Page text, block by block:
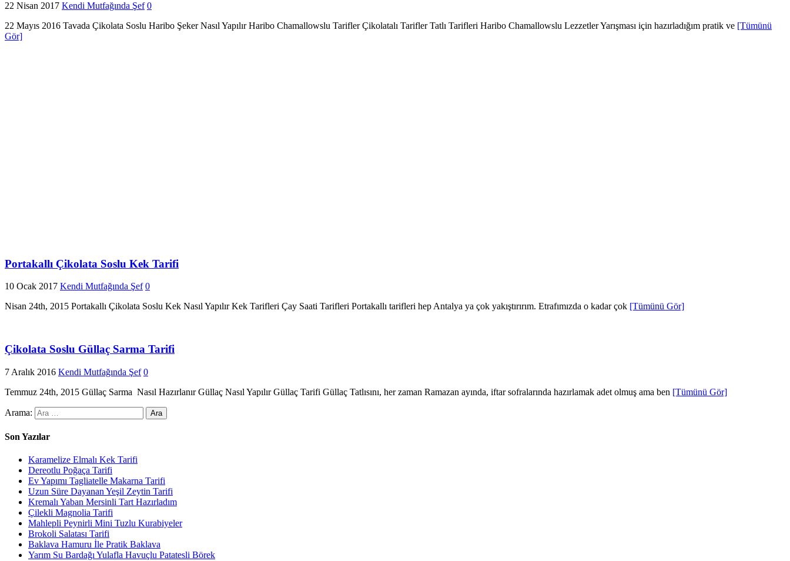
22 Nisan 2017 Kendi Mutfağında Şef 0
22 Mayıs 2016 Tavada Çikolata Soslu Haribo Şeker Nasıl Yapılır Haribo Chamallowslu Tarifler Çikolatalı Tarifler Tatlı Tarifleri Haribo Chamallowslu Lezzetler Yarışması için hazırladığım pratik ve [Tümünü
Gör]
Portakallı Çikolata Soslu Kek Tarifi
10 Ocak 2017 Kendi Mutfağında Şef 0
Nisan 24th, 2015 Portakallı Çikolata Soslu Kek Nasıl Yapılır Kek Tarifleri Çay Saati Tarifleri Portakallı tarifleri hep Antalya ya çok yakıştırırım. Etrafımızda o kadar çok [Tümünü Gör]
Çikolata Soslu Güllaç Sarma Tarifi
7 Aralık 2016 Kendi Mutfağında Şef 0
Temmuz 24th, 2015 Güllaç Sarma Nasıl Hazırlanır Güllaç Nasıl Yapılır Güllaç Tarifi Güllaç Tatlısını, her zaman Ramazan ayında, iftar sofralarında hazırlamak adet olmuş ama ben [Tümünü Gör]
Arama:
Son Yazılar
Karamelize Elmalı Kek Tarifi
Dereotlu Poğaça Tarifi
Ev Yapımı Tagliatelle Makarna Tarifi
Uzun Süre Dayanan Yeşil Zeytin Tarifi
Kremalı Yaban Mersinli Tart Hazırladım
Çilekli Magnolia Tarifi
Mahlepli Peynirli Mini Tuzlu Kurabiyeler
Brokoli Salatası Tarifi
Baklava Hamuru İle Pratik Baklava
Yarım Su Bardağı Yulafla Havuçlu Patatesli Börek